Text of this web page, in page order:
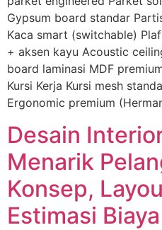
Gypsum board standar
Kaca smart (switchable)
+ aksen kayu Acoustic
board laminasi MDF
Kursi Kerja Kursi mesh
Ergonomic premium
Desain
Menarik
Konsep,
Estimasi Biaya